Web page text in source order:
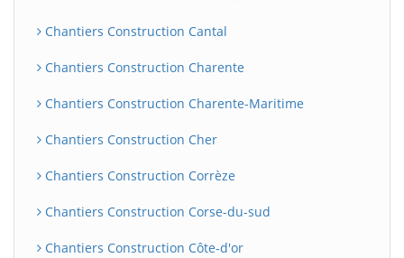
Chantiers Construction Cantal
Chantiers Construction Charente
Chantiers Construction Charente-Maritime
Chantiers Construction Cher
Chantiers Construction Corrèze
Chantiers Construction Corse-du-sud
Chantiers Construction Côte-d'or